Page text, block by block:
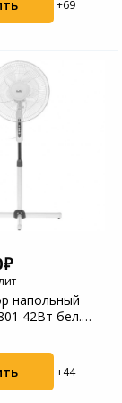
+69
напольный
42Вт бел.
+44